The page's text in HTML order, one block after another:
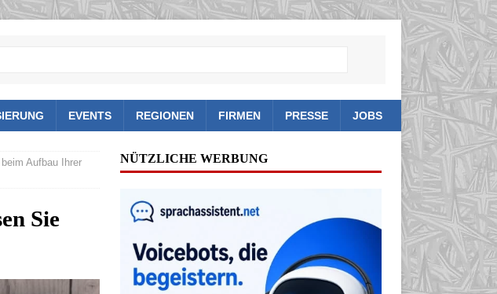
EVENTS REGIONEN FIRMEN PRESSE JOBS
Aufbau Ihrer
Sie
NÜTZLICHE WERBUNG